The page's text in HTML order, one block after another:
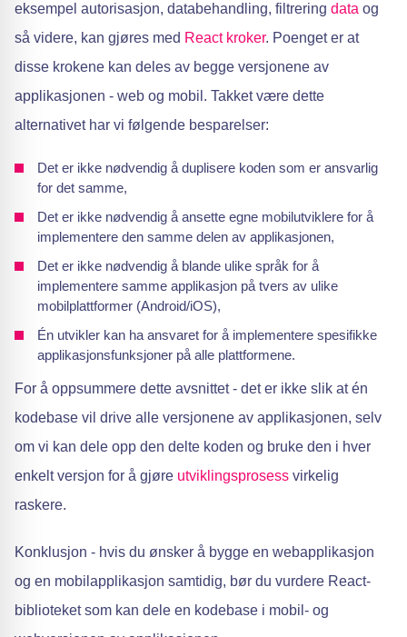
eksempel autorisasjon, databehandling, filtrering data og
så videre, kan gjøres med React kroker. Poenget er at
disse krokene kan deles av begge versjonene av
applikasjonen - web og mobil. Takket være dette
alternativet har vi følgende besparelser:
Det er ikke nødvendig å duplisere koden som er ansvarlig
for det samme,
Det er ikke nødvendig å ansette egne mobilutviklere for å
implementere den samme delen av applikasjonen,
Det er ikke nødvendig å blande ulike språk for å
implementere samme applikasjon på tvers av ulike
mobilplattformer (Android/iOS),
Én utvikler kan ha ansvaret for å implementere spesifikke
applikasjonsfunksjoner på alle plattformene.
For å oppsummere dette avsnittet - det er ikke slik at én
kodebase vil drive alle versjonene av applikasjonen, selv
om vi kan dele opp den delte koden og bruke den i hver
enkelt versjon for å gjøre utviklingsprosess virkelig
raskere.
Konklusjon - hvis du ønsker å bygge en webapplikasjon
og en mobilapplikasjon samtidig, bør du vurdere React-
biblioteket som kan dele en kodebase i mobil- og